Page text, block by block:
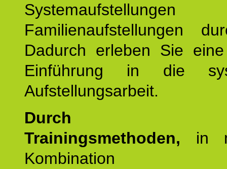
Familienaufstellungen
Dadurch erleben Sie
Einführung in die
Aufstellungsarbeit.
Durch
Trainingsmethoden, in